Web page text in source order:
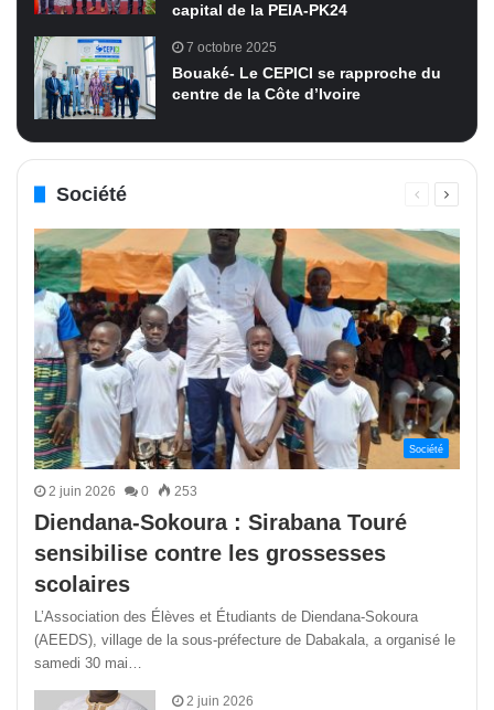
capital de la PEIA-PK24
7 octobre 2025
Bouaké- Le CEPICI se rapproche du
centre de la Côte d’Ivoire
Société
PagePage
Société
2 juin 2026 0 253
Diendana-Sokoura : Sirabana Touré
sensibilise contre les grossesses
scolaires
L’Association des Élèves et Étudiants de Diendana-Sokoura
(AEEDS), village de la sous-préfecture de Dabakala, a organisé le
samedi 30 mai…
2 juin 2026